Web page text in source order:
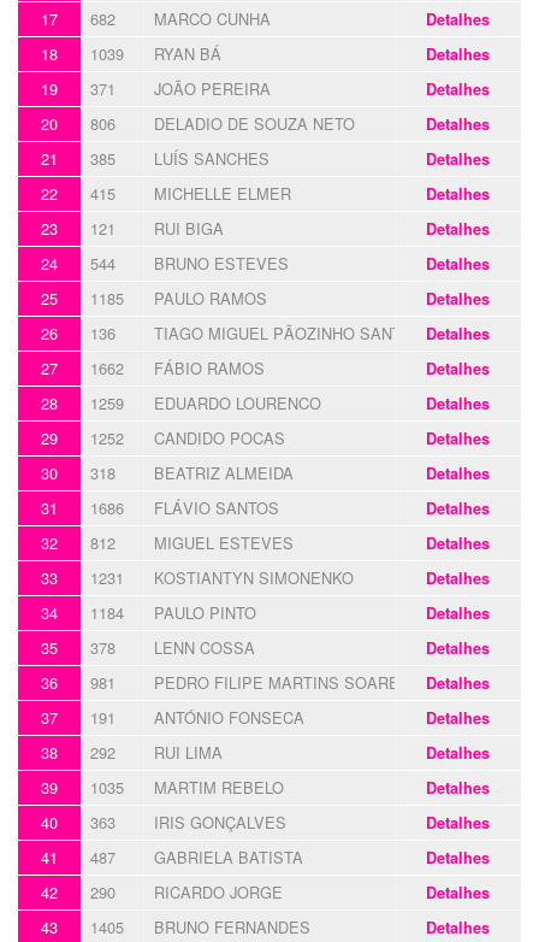
17 682 MARCO CUNHA Detalhes
18 1039 RYAN BÁ Detalhes
19 371 JOÃO PEREIRA Detalhes
20 806 DELADIO DE SOUZA NETO Detalhes
21 385 LUÍS SANCHES Detalhes
22 415 MICHELLE ELMER Detalhes
23 121 RUI BIGA Detalhes
24 544 BRUNO ESTEVES Detalhes
25 1185 PAULO RAMOS Detalhes
26 136 TIAGO MIGUEL PÃOZINHO SANTOS Detalhes
27 1662 FÁBIO RAMOS Detalhes
28 1259 EDUARDO LOURENCO Detalhes
29 1252 CANDIDO POCAS Detalhes
30 318 BEATRIZ ALMEIDA Detalhes
31 1686 FLÁVIO SANTOS Detalhes
32 812 MIGUEL ESTEVES Detalhes
33 1231 KOSTIANTYN SIMONENKO Detalhes
34 1184 PAULO PINTO Detalhes
35 378 LENN COSSA Detalhes
36 981 PEDRO FILIPE MARTINS SOARES Detalhes
37 191 ANTÓNIO FONSECA Detalhes
38 292 RUI LIMA Detalhes
39 1035 MARTIM REBELO Detalhes
40 363 IRIS GONÇALVES Detalhes
41 487 GABRIELA BATISTA Detalhes
42 290 RICARDO JORGE Detalhes
43 1405 BRUNO FERNANDES Detalhes